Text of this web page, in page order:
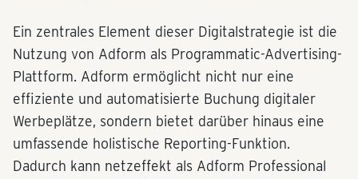
Ein zentrales Element dieser Digitalstrategie ist die
Nutzung von Adform als Programmatic-Advertising-
Plattform. Adform ermöglicht nicht nur eine
effiziente und automatisierte Buchung digitaler
Werbeplätze, sondern bietet darüber hinaus eine
umfassende holistische Reporting-Funktion.
Dadurch kann netzeffekt als Adform Professional